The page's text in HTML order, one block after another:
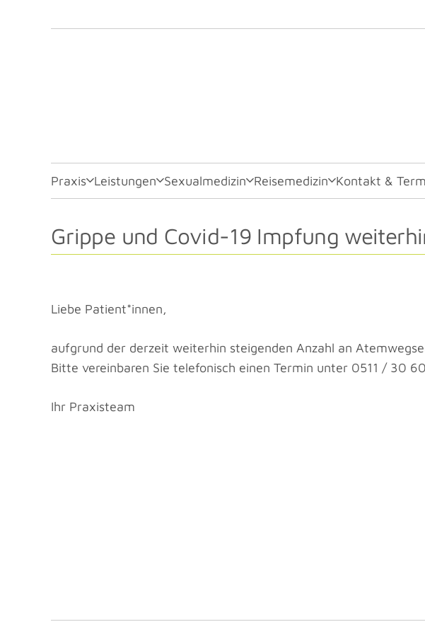
Praxis Leistungen Sexualmedizin Reisemedizin Kontakt &
Grippe und Covid-19 Impfung
Liebe Patient*innen,
aufgrund der derzeit weiterhin steigenden Anzahl an
Bitte vereinbaren Sie telefonisch einen Termin unter 0511 / 30
Ihr Praxisteam